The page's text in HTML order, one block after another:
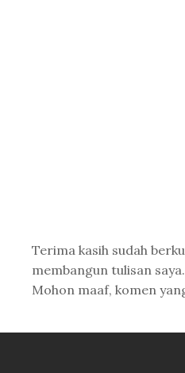
Terima kasih sudah
membangun tulisan saya.
Mohon maaf, komen